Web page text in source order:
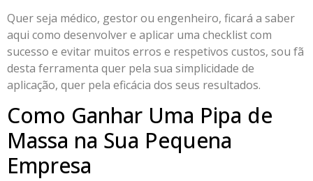
Quer seja médico, gestor ou engenheiro, ficará a saber
aqui como desenvolver e aplicar uma checklist com
sucesso e evitar muitos erros e respetivos custos, sou fã
desta ferramenta quer pela sua simplicidade de
aplicação, quer pela eficácia dos seus resultados.
Como Ganhar Uma Pipa de
Massa na Sua Pequena
Empresa